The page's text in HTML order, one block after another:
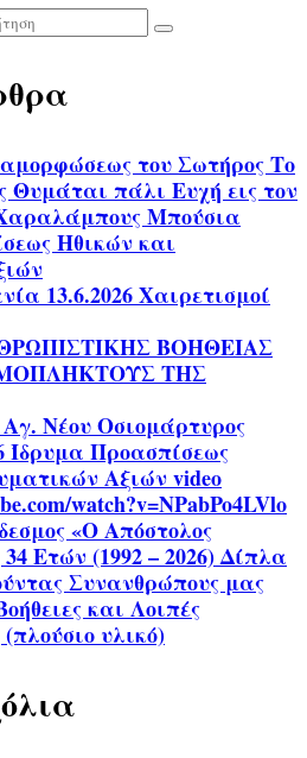
του Σωτήρος Το
Θυμάται πάλι Ευχή εις τον
Μπούσια
Ηθικών και
13.6.2026 Χαιρετισμοί
ΒΟΗΘΕΙΑΣ
ΤΗΣ
Νέου Οσιομάρτυρος
Ίδρυμα Προασπίσεως
Αξιών video
watch?v=NPabPo4LVlo
«Ο Απόστολος
Ετών (1992 – 2026) Δίπλα
Συνανθρώπους μας
και Λοιπές
υλικό)